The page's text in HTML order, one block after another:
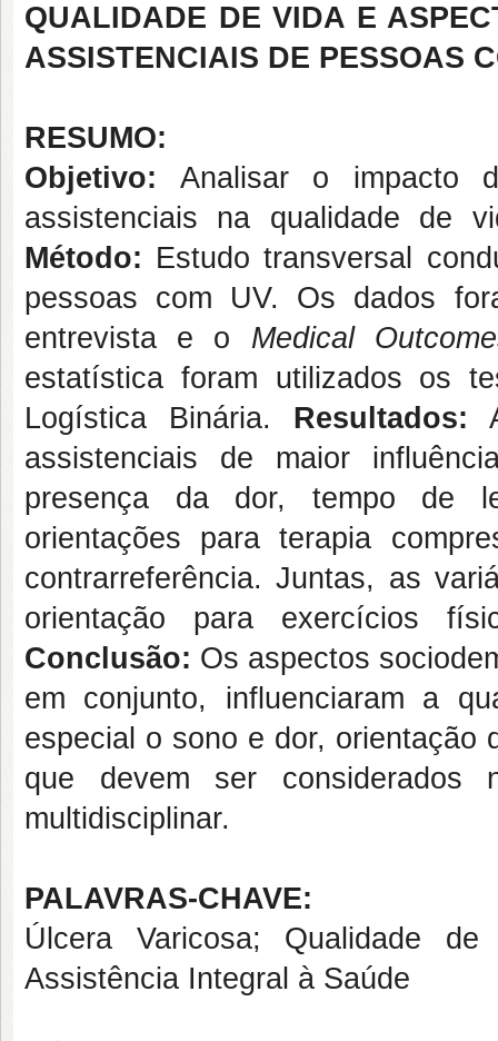
QUALIDADE DE VIDA E
ASSISTENCIAIS DE PESSOAS
RESUMO:
Objetivo: Analisar o impacto
assistenciais na qualidade de
Método: Estudo transversal
pessoas com UV. Os dados
entrevista e o Medical
estatística foram utilizados os
Logística Binária. Resultados:
assistenciais de maior
presença da dor, tempo de
orientações para terapia
contrarreferência. Juntas, as
orientação para exercícios
Conclusão: Os aspectos
em conjunto, influenciaram a
especial o sono e dor, orientação
que devem ser considerados
multidisciplinar.
PALAVRAS-CHAVE:
Úlcera Varicosa; Qualidade
Assistência Integral à Saúde